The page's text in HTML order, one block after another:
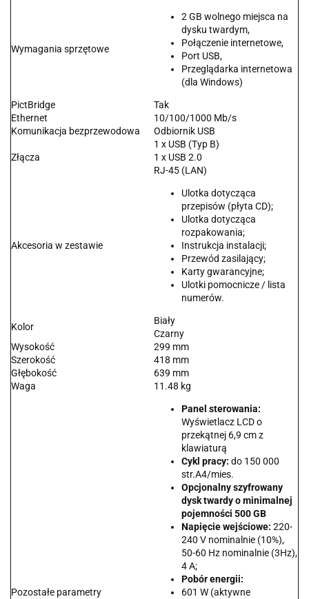
Wymagania sprzętowe
2 GB wolnego miejsca na
dysku twardym,
Połączenie internetowe,
Port USB,
Przeglądarka internetowa
(dla Windows)
PictBridge
Tak
Ethernet
10/100/1000 Mb/s
Komunikacja bezprzewodowa
Odbiornik USB
Złącza
1 x USB (Typ B)
1 x USB 2.0
RJ-45 (LAN)
Akcesoria w zestawie
Ulotka dotycząca
przepisów (płyta CD);
Ulotka dotycząca
rozpakowania;
Instrukcja instalacji;
Przewód zasilający;
Karty gwarancyjne;
Ulotki pomocnicze / lista
numerów.
Kolor
Biały
Czarny
Wysokość
299 mm
Szerokość
418 mm
Głębokość
639 mm
Waga
11.48 kg
Pozostałe parametry
Panel sterowania:
Wyświetlacz LCD o
przekątnej 6,9 cm z
klawiaturą
Cykl pracy: do 150 000
str.A4/mies.
Opcjonalny szyfrowany
dysk twardy o minimalnej
pojemności 500 GB
Napięcie wejściowe: 220-
240 V nominalnie (10%),
50-60 Hz nominalnie (3Hz),
4 A;
Pobór energii:
601 W (aktywne